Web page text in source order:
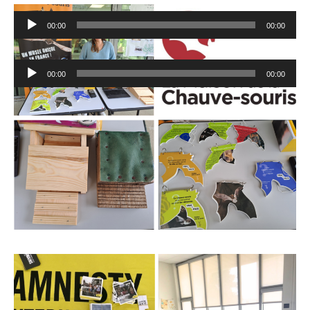
Lecteur
audio
00:00 00:00
Lecteur
audio
00:00 00:00
Les associations partenaires